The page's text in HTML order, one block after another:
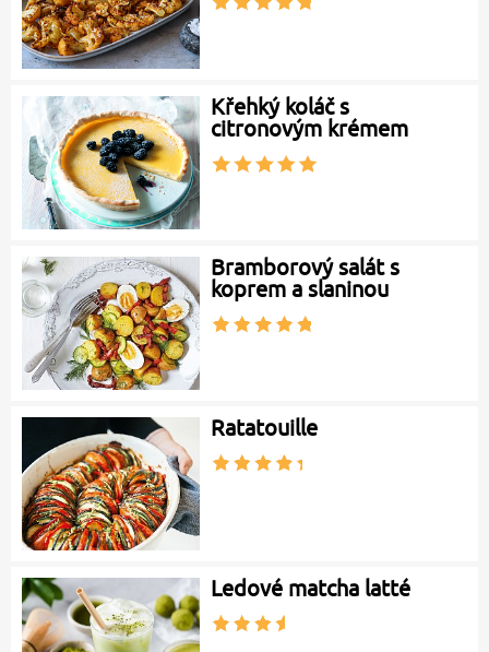
Křehký koláč s
citronovým krémem
Bramborový salát s
koprem a slaninou
Ratatouille
Ledové matcha latté